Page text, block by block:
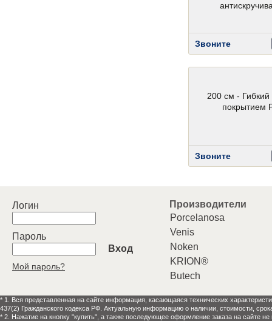
Звоните
200 см - Гибкий
покрытием
Звоните
Логин
Пароль
Вход
Мой пароль?
Производители
Porcelanosa
Venis
Noken
KRION®
Butech
* 1. Вся представленная на сайте информация, касающаяся технических
437(2) Гражданского кодекса РФ. Актуальную информацию о наличии, стоимости,
* 2. Нажатие на кнопку "купить", а также последующее оформление заказа на сайте